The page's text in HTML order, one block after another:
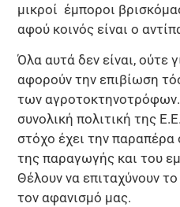
μικροί έμποροι
αφού κοινός είναι ο
Όλα αυτά δεν είναι, ούτε
αφορούν την επιβίωση
των
συνολική πολιτική της
στόχο έχει την
της παραγωγής και του
Θέλουν να επιταχύνουν
τον αφανισμό μας.